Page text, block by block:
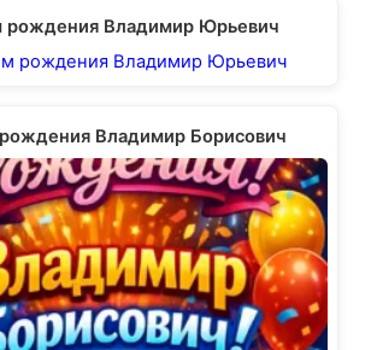
Владимир Юрьевич
Владимир Борисович